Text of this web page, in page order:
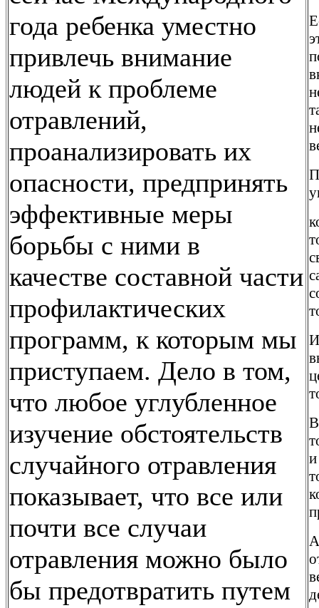
года ребенка уместно
привлечь внимание
людей к проблеме
отравлений,
проанализировать их
опасности, предпринять
эффективные меры
борьбы с ними в
качестве составной части
профилактических
программ, к которым мы
приступаем. Дело в том,
что любое углубленное
изучение обстоятельств
случайного отравления
показывает, что все или
почти все случаи
отравления можно было
бы предотвратить путем